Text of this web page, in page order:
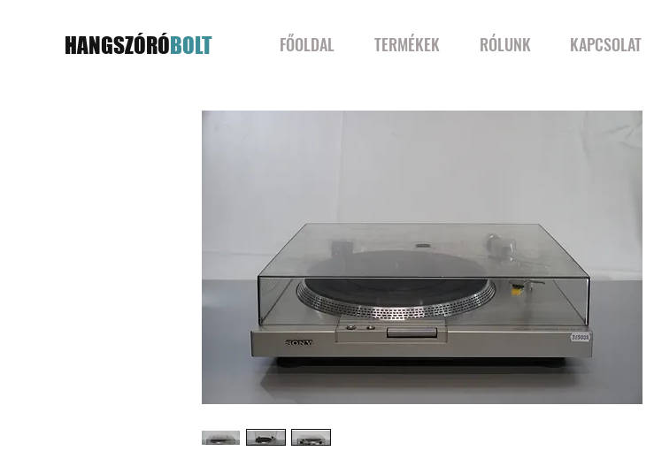
HANGSZÓRÓBOLT FŐOLDAL TERMÉKEK RÓLUNK KAPCSOLAT